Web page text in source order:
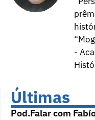
-
Últimas
Pod.Falar com